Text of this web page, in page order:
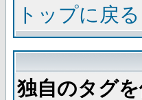
トップに戻る
独自のタグ